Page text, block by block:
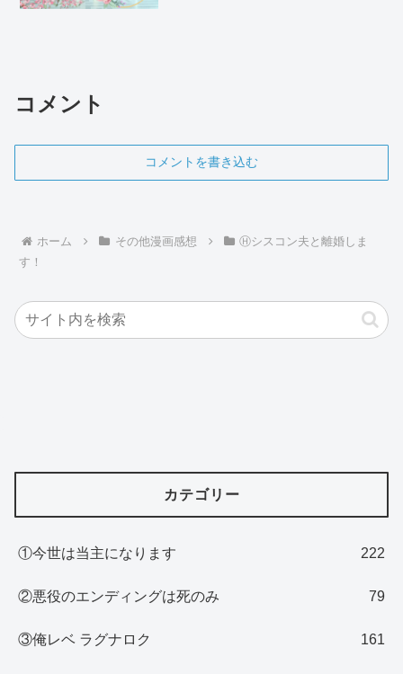
コメント
コメントを書き込む
ホーム その他漫画感想
Ⓗシスコン夫と離婚しま
す！
カテゴリー
①今世は当主になります 222
②悪役のエンディングは死のみ 79
③俺レベ ラグナロク 161